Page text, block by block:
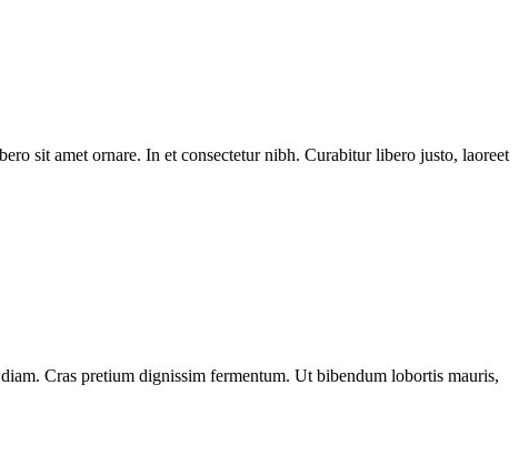
sit amet ornare. In et consectetur nibh. Curabitur libero justo, laoreet
Cras pretium dignissim fermentum. Ut bibendum lobortis mauris,